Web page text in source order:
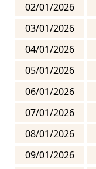
02/01/2026
03/01/2026
04/01/2026
05/01/2026
06/01/2026
07/01/2026
08/01/2026
09/01/2026